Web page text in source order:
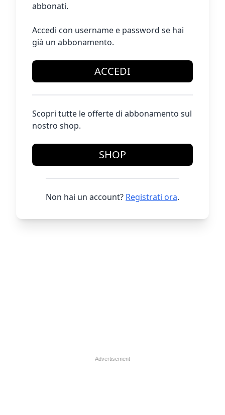
abbonati.
Accedi con username e password se hai
già un abbonamento.
ACCEDI
Scopri tutte le offerte di abbonamento sul
nostro shop.
SHOP
Non hai un account? Registrati ora.